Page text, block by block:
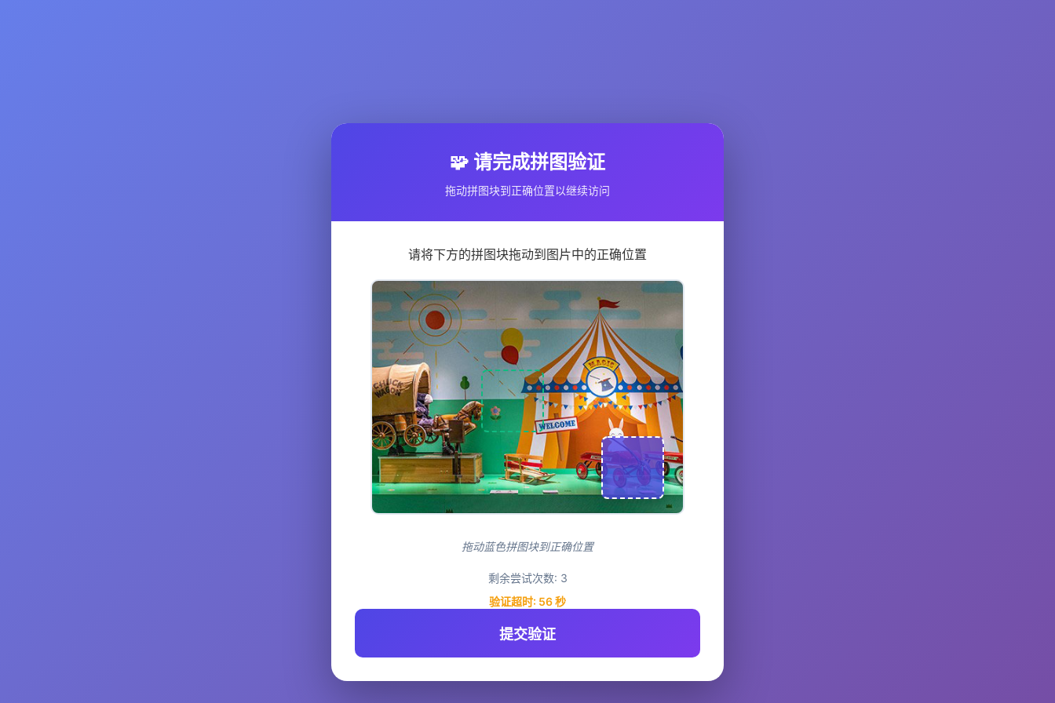
🧩 请完成拼图验证
拖动拼图块到正确位置以继续访问
请将下方的拼图块拖动到图片中的正确位置
拖动蓝色拼图块到正确位置
剩余尝试次数: 3
验证超时: 55秒
提交验证